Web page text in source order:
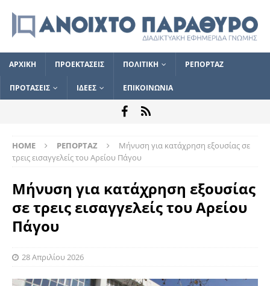
ΑΡΧΙΚΗ ΠΡΟΕΚΤΑΣΕΙΣ ΠΟΛΙΤΙΚΗ ΡΕΠΟΡΤΑΖ
ΠΡΟΤΑΣΕΙΣ ΙΔΕΕΣ ΕΠΙΚΟΙΝΩΝΙΑ
HOME ΡΕΠΟΡΤΑΖ
Μήνυση για κατάχρηση εξουσίας σε
τρεις εισαγγελείς του Αρείου Πάγου
Μήνυση για κατάχρηση εξουσίας
σε τρεις εισαγγελείς του Αρείου
Πάγου
28 Απριλίου 2026